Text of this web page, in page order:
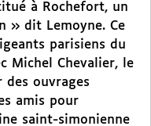
à Rochefort, un
» dit Lemoyne. Ce
parisiens du
Michel Chevalier, le
ouvrages
amis pour
saint-simonienne